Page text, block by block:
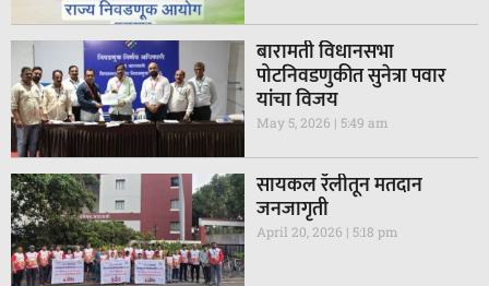
बारामती विधानसभा
पोटनिवडणुकीत सुनेत्रा पवार
यांचा विजय
May 5, 2026 5:49 am
सायकल रॅलीतून मतदान
जनजागृती
April 20, 2026 5:18 pm